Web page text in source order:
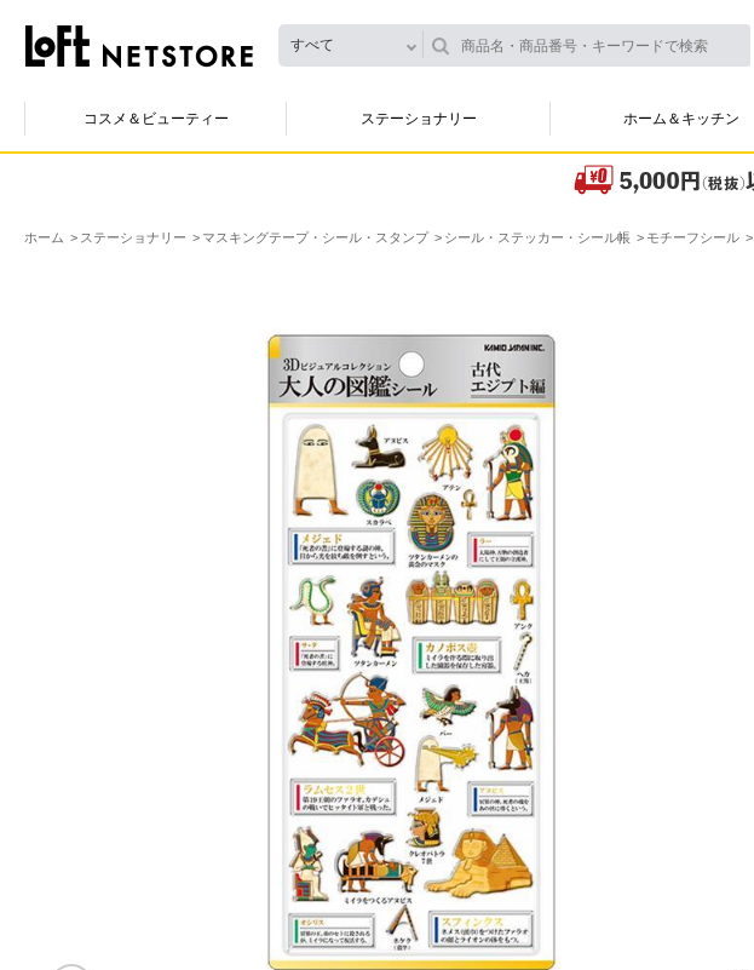
すべて
コスメ＆ビューティー ステーショナリー ホーム＆キッチン
ホーム ステーショナリー マスキングテープ・シール・スタンプ シール・ステッカー・シール帳 モチーフシール